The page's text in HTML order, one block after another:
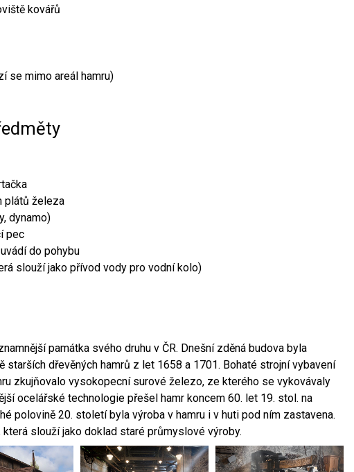
kovářů
se mimo areál hamru)
plátů železa
dynamo)
pec
do pohybu
slouží jako přívod vody pro vodní kolo)
památka svého druhu v ČR. Dnešní zděná budova byla
dřevěných hamrů z let 1658 a 1701. Bohaté strojní vybavení
zkujňovalo vysokopecní surové železo, ze kterého se vykovávaly
ocelářské technologie přešel hamr koncem 60. let 19. stol. na
polovině 20. století byla výroba v hamru i v huti pod ním zastavena.
slouží jako doklad staré průmyslové výroby.